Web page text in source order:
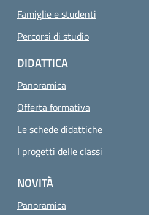
Famiglie e studenti
Percorsi di studio
DIDATTICA
Panoramica
Offerta formativa
Le schede didattiche
I progetti delle classi
NOVITÀ
Panoramica